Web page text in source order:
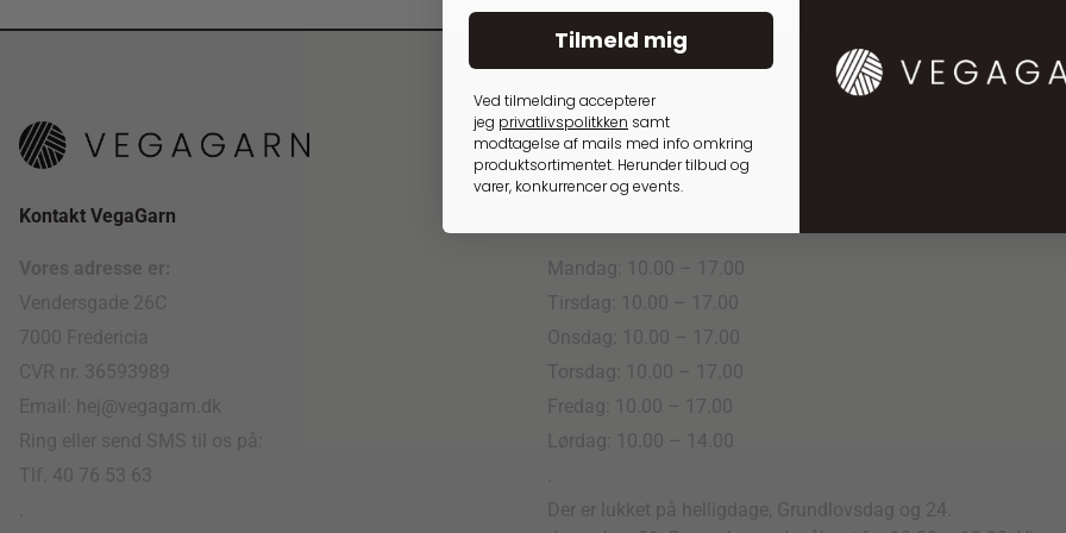
Kontakt VegaGarn
Vores adresse er:
Vendersgade 26C
7000 Fredericia
CVR nr. 36593989
Email: hej@vegagarn.dk
Ring eller send SMS til os på:
Tlf. 40 76 53 63
Mandag: 10.00 – 17.00
Tirsdag: 10.00 – 17.00
Onsdag: 10.00 – 17.00
Torsdag: 10.00 – 17.00
Fredag: 10.00 – 17.00
Lørdag: 10.00 – 14.00
Der er lukket på helligdage, Grundlovsdag og 24.
Tilmeld mig
Ved tilmelding accepterer
jeg privatlivspolitkken samt
modtagelse af mails med info omkring
produktsortimentet. Herunder tilbud og
varer, konkurrencer og events.